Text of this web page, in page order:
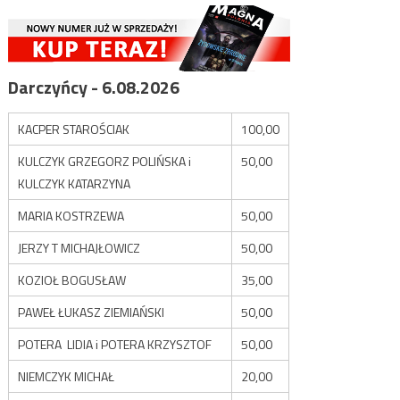
Darczyńcy - 6.08.2026
KACPER STAROŚCIAK
100,00
KULCZYK GRZEGORZ POLIŃSKA i
KULCZYK KATARZYNA
50,00
MARIA KOSTRZEWA
50,00
JERZY T MICHAJŁOWICZ
50,00
KOZIOŁ BOGUSŁAW
35,00
PAWEŁ ŁUKASZ ZIEMIAŃSKI
50,00
POTERA LIDIA i POTERA KRZYSZTOF
50,00
NIEMCZYK MICHAŁ
20,00